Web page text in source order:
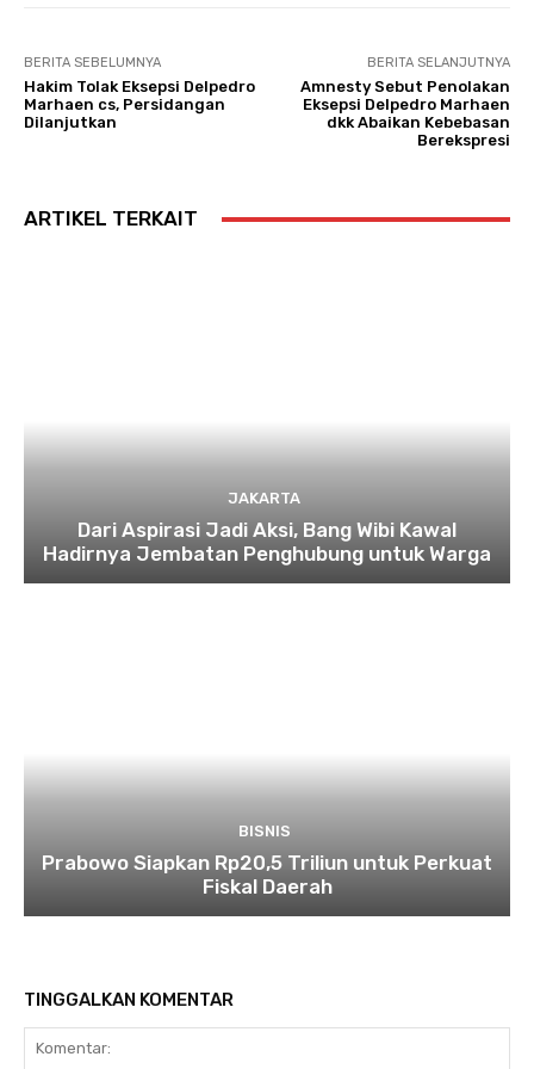
BERITA SEBELUMNYA
Hakim Tolak Eksepsi Delpedro
Marhaen cs, Persidangan
Dilanjutkan
BERITA SELANJUTNYA
Amnesty Sebut Penolakan
Eksepsi Delpedro Marhaen
dkk Abaikan Kebebasan
Berekspresi
ARTIKEL TERKAIT
JAKARTA
Dari Aspirasi Jadi Aksi, Bang Wibi Kawal
Hadirnya Jembatan Penghubung untuk Warga
BISNIS
Prabowo Siapkan Rp20,5 Triliun untuk Perkuat
Fiskal Daerah
TINGGALKAN KOMENTAR